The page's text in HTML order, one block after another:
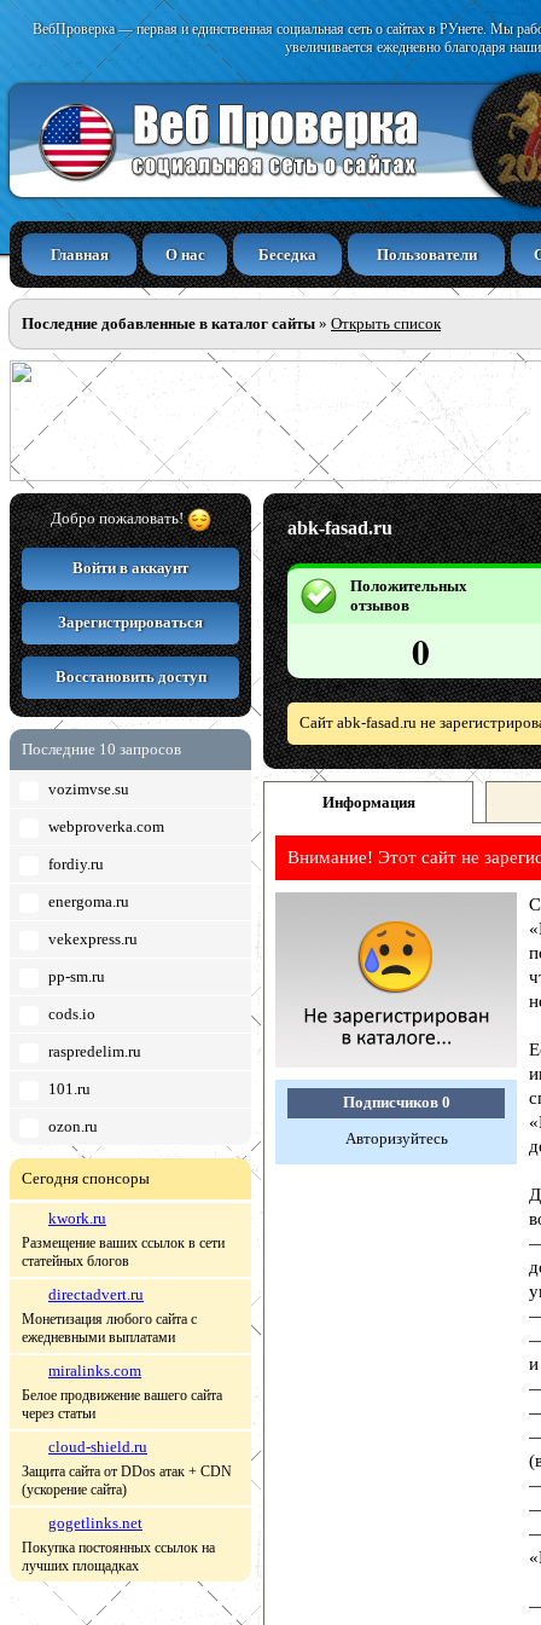
ВебПроверка — первая и единственная социальная сеть о сайтах в РУнете. Мы
увеличивается ежедневно благодаря
Главная О нас Беседка Пользователи
Последние добавленные в каталог сайты » Открыть список
Добро пожаловать!
Войти в аккаунт
Зарегистрироваться
Восстановить доступ
Последние 10 запросов
vozimvse.su
webproverka.com
fordiy.ru
energoma.ru
vekexpress.ru
pp-sm.ru
cods.io
raspredelim.ru
101.ru
ozon.ru
Сегодня спонсоры
kwork.ru
Размещение ваших ссылок в сети
статейных блогов
directadvert.ru
Монетизация любого сайта с
ежедневными выплатами
miralinks.com
Белое продвижение вашего сайта
через статьи
cloud-shield.ru
Защита сайта от DDos атак + CDN
(ускорение сайта)
gogetlinks.net
Покупка постоянных ссылок на
лучших площадках
abk-fasad.ru
Положительных
отзывов
0
Сайт abk-fasad.ru не
Информация
Внимание! Этот сайт не
Подписчиков 0
Авторизуйтесь